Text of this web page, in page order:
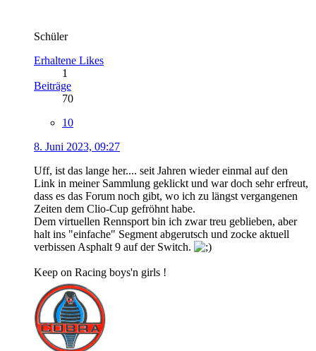
Schüler
Erhaltene Likes
1
Beiträge
70
10
8. Juni 2023, 09:27
Uff, ist das lange her.... seit Jahren wieder einmal auf den
Link in meiner Sammlung geklickt und war doch sehr erfreut,
dass es das Forum noch gibt, wo ich zu längst vergangenen
Zeiten dem Clio-Cup gefröhnt habe.
Dem virtuellen Rennsport bin ich zwar treu geblieben, aber
halt ins "einfache" Segment abgerutsch und zocke aktuell
verbissen Asphalt 9 auf der Switch.
Keep on Racing boys'n girls !